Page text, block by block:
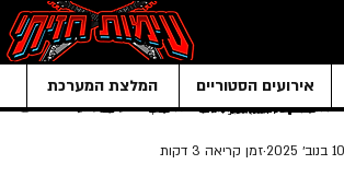
אירועים הסטוריים המלצת המערכת
10 בנוב׳ 2025 זמן קריאה 3 דקות